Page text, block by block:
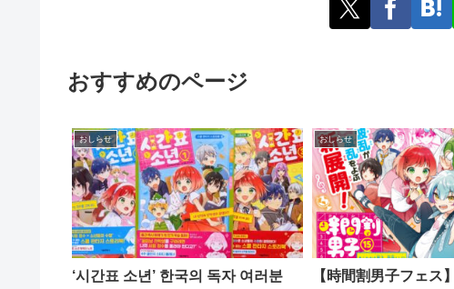
おすすめのページ
おしらせ
‘시간표 소년’ 한국의 독자 여러분
おしらせ
【時間割男子フェス